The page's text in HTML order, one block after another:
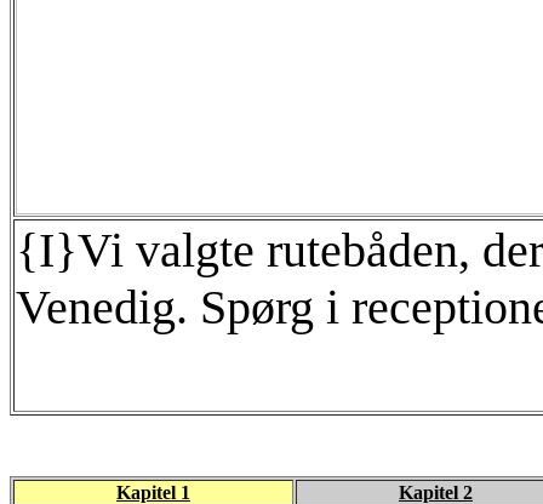
{I}Vi valgte rutebåden,
Venedig. Spørg i
Kapitel 1
Kapitel 2